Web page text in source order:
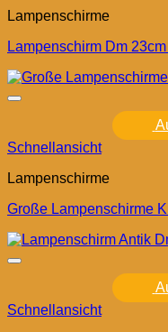
Lampenschirme
Lampenschirm Dm
Schnellansicht
Lampenschirme
Große Lampenschirme
Schnellansicht